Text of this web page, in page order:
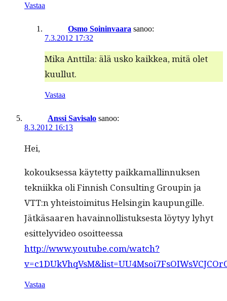
Vastaa
Osmo Soininvaara sanoo:
7.3.2012 17:32
Mika Antti­la: älä usko kaikkea, mitä olet
kuullut.
Vastaa
Anssi Savisalo sanoo:
8.3.2012 16:13
Hei,
kok­ouk­ses­sa käytet­ty paikka­mallinnuk­sen
tekni­ik­ka oli Finnish Con­sult­ing Groupin ja
VTT:n yhteis­toim­i­tus Helsin­gin kaupungille.
Jätkäsaaren havain­nol­lis­tuk­ses­ta löy­tyy lyhyt
esit­te­lyvideo osoitteessa
http://www.youtube.com/watch?
Vastaa